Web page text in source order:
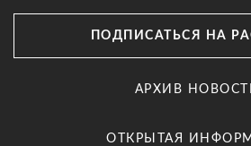
ПОДПИСАТЬСЯ НА
АРХИВ
ОТКРЫТАЯ